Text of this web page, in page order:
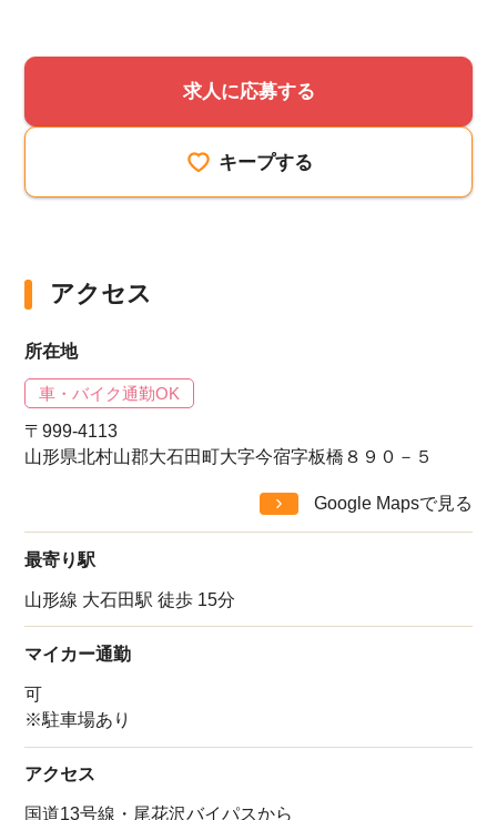
求人に応募する
キープする
アクセス
所在地
車・バイク通勤OK
〒999-4113
山形県北村山郡大石田町大字今宿字板橋８９０－５
Google Mapsで見る
最寄り駅
山形線 大石田駅 徒歩 15分
マイカー通勤
可
※駐車場あり
アクセス
国道13号線・尾花沢バイパスから